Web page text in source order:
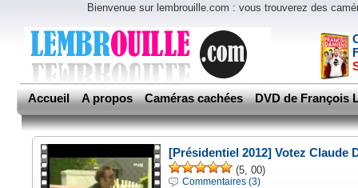
Bienvenue sur lembrouille.com : vous trouverez des
Accueil A propos Caméras cachées DVD de François
[Présidentiel 2012] Votez Claude
(5, 00)
Commentaires (3)